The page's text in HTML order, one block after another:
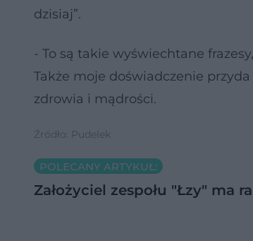
dzisiaj”.
- To są takie wyświechtane
Także moje doświadczenie
zdrowia i mądrości.
Źródło: Pudelek
POLECANY ARTYKUŁ:
Założyciel zespołu "Łzy" ma